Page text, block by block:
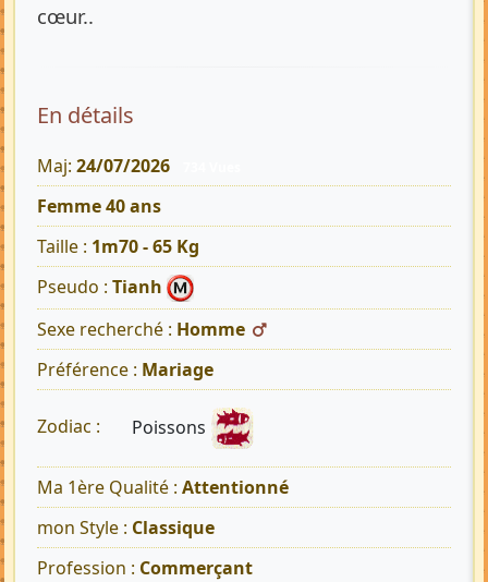
cœur..
En détails
Maj: 24/07/2026
Femme 40 ans
Taille : 1m70 - 65 Kg
Pseudo : Tianh
Sexe recherché : Homme
Préférence : Mariage
Zodiac : Poissons
Ma 1ère Qualité : Attentionné
mon Style : Classique
Profession : Commerçant